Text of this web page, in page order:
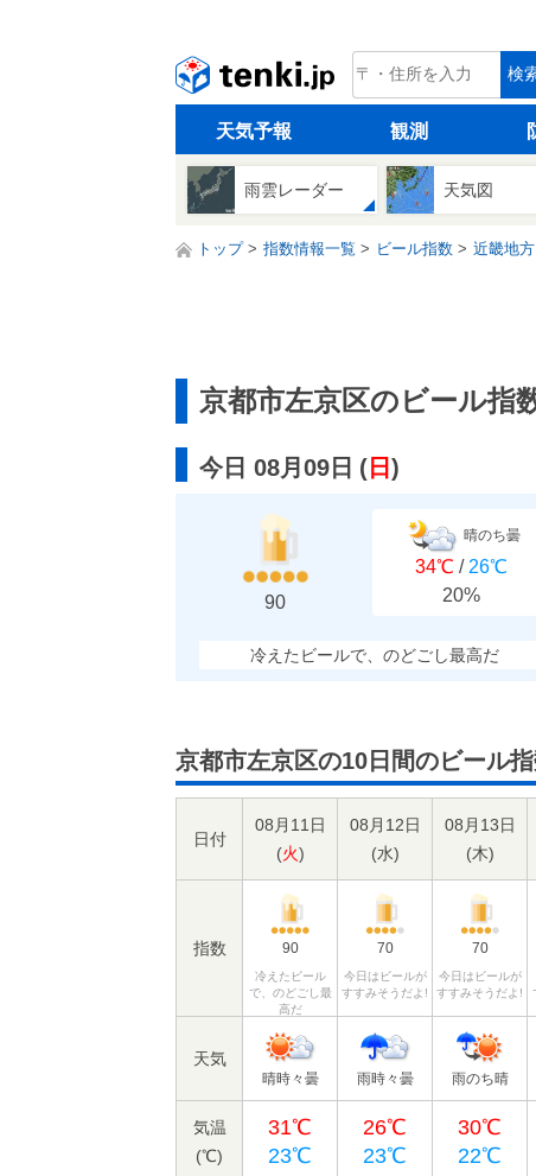
tenki.jp 検
天気予報 観測
雨雲レーダー 天気図
トップ 指数情報一覧 ビール指数 近畿地方
京都市左京区のビール指
今日 08月09日 ( 日 )
90
晴のち曇
34℃ / 26℃
20%
冷えたビールで、のどごし最高だ
京都市左京区の10日間のビール
日付
08月11日
(火)
08月12日
(水)
08月13日
(木)
指数 90
冷えたビール
で、のどごし最
高だ
70
今日はビールが
すすみそうだよ!
70
今日はビールが
すすみそうだよ!
天気
晴時々曇 雨時々曇 雨のち晴
気温
(℃)
31℃
23℃
26℃
23℃
30℃
22℃